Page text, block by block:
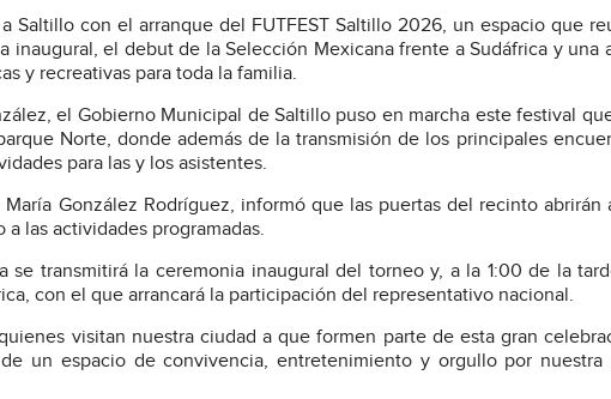
Saltillo con el arranque del FUTFEST Saltillo 2026, un espacio que
inaugural, el debut de la Selección Mexicana frente a Sudáfrica y una
y recreativas para toda la familia.
el Gobierno Municipal de Saltillo puso en marcha este festival
Norte, donde además de la transmisión de los principales
para las y los asistentes.
González Rodríguez, informó que las puertas del recinto abrirán
las actividades programadas.
se transmitirá la ceremonia inaugural del torneo y, a la 1:00 de la
con el que arrancará la participación del representativo nacional.
visitan nuestra ciudad a que formen parte de esta gran
un espacio de convivencia, entretenimiento y orgullo por nuestra